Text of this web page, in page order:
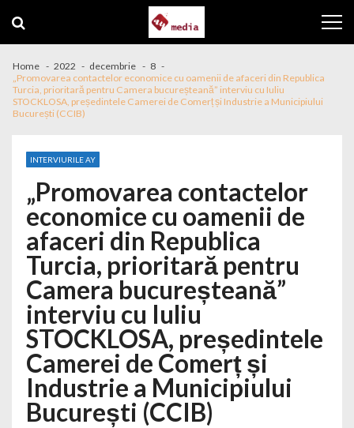
Home 2022 decembrie
8
„Promovarea contactelor economice cu oamenii de afaceri din Republica
Turcia, prioritară pentru Camera bucureșteană” interviu cu Iuliu
STOCKLOSA, președintele Camerei de Comerț și Industrie a Municipiului
București (CCIB)
INTERVIURILE AY
„Promovarea contactelor
economice cu oamenii de
afaceri din Republica
Turcia, prioritară pentru
Camera bucureșteană”
interviu cu Iuliu
STOCKLOSA, președintele
Camerei de Comerț și
Industrie a Municipiului
București (CCIB)